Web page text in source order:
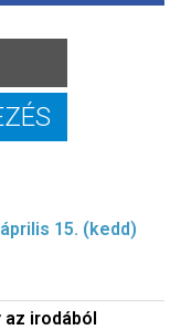
15. (kedd)
irodából